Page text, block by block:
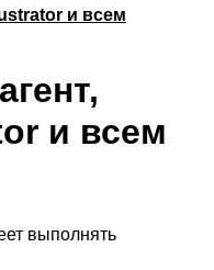
и всем
и всем
выполнять